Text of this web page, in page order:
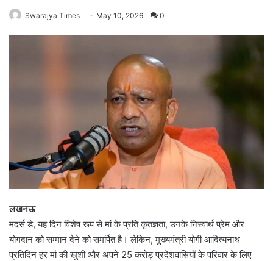
Swarajya Times May 10, 2026 0
लखनऊ
मदर्स डे, यह दिन विशेष रूप से मां के प्रति कृतज्ञता, उनके निस्वार्थ प्रेम और
योगदान को सम्मान देने को समर्पित है। लेकिन, मुख्यमंत्री योगी आदित्यनाथ
प्रतिदिन हर मां की खुशी और अपने 25 करोड़ प्रदेशवासियों के परिवार के लिए